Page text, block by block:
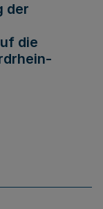
der
die